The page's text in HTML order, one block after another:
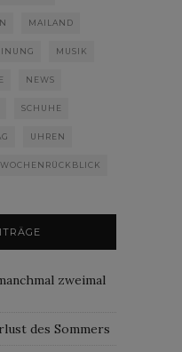
MAILAND
MUSIK
NEWS
SCHUHE
UHREN
WOCHENRÜCKBLICK
zweimal
des Sommers